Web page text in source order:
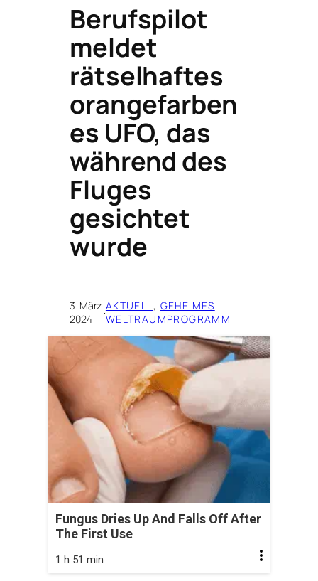
Berufspilot
meldet
rätselhaftes
orangefarben
es UFO, das
während des
Fluges
gesichtet
wurde
3. März
2024
·AKTUELL, GEHEIMES
WELTRAUMPROGRAMM
Fungus Dries Up And Falls Off After
The First Use
1 h 51 min